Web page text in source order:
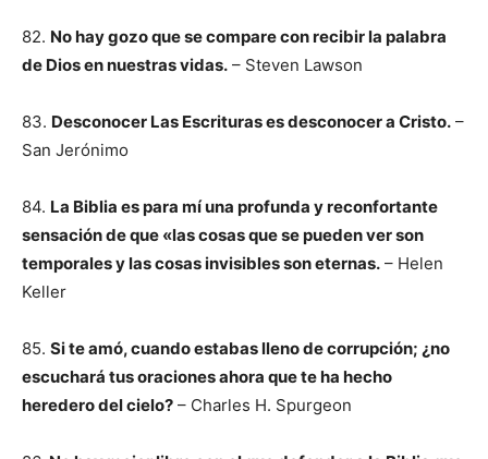
82. No hay gozo que se compare con recibir la palabra
de Dios en nuestras vidas. – Steven Lawson
83. Desconocer Las Escrituras es desconocer a Cristo. –
San Jerónimo
84. La Biblia es para mí una profunda y reconfortante
sensación de que «las cosas que se pueden ver son
temporales y las cosas invisibles son eternas. – Helen
Keller
85. Si te amó, cuando estabas lleno de corrupción; ¿no
escuchará tus oraciones ahora que te ha hecho
heredero del cielo? – Charles H. Spurgeon